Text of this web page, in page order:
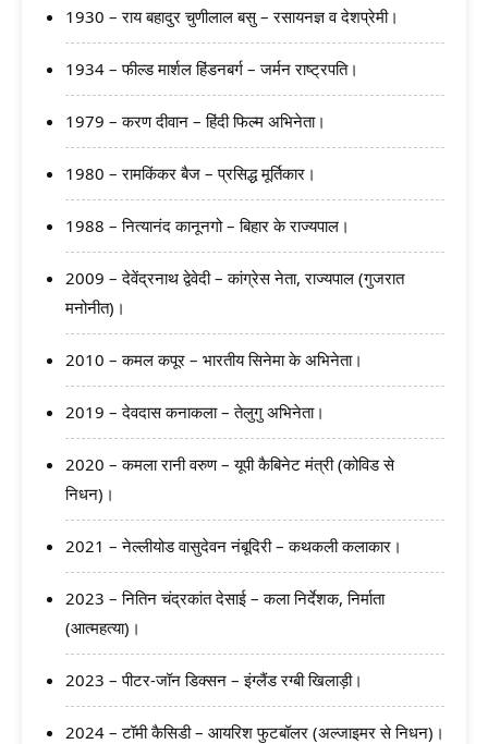
1930 – राय बहादुर चुणीलाल बसु – रसायनज्ञ व देशप्रेमी।
1934 – फील्ड मार्शल हिंडनबर्ग – जर्मन राष्ट्रपति।
1979 – करण दीवान – हिंदी फिल्म अभिनेता।
1980 – रामकिंकर बैज – प्रसिद्ध मूर्तिकार।
1988 – नित्यानंद कानूनगो – बिहार के राज्यपाल।
2009 – देवेंद्रनाथ द्वेवेदी – कांग्रेस नेता, राज्यपाल (गुजरात
मनोनीत)।
2010 – कमल कपूर – भारतीय सिनेमा के अभिनेता।
2019 – देवदास कनाकला – तेलुगु अभिनेता।
2020 – कमला रानी वरुण – यूपी कैबिनेट मंत्री (कोविड से
निधन)।
2021 – नेल्लीयोड वासुदेवन नंबूदिरी – कथकली कलाकार।
2023 – नितिन चंद्रकांत देसाई – कला निर्देशक, निर्माता
(आत्महत्या)।
2023 – पीटर-जॉन डिक्सन – इंग्लैंड रग्बी खिलाड़ी।
2024 – टॉमी कैसिडी – आयरिश फुटबॉलर (अल्जाइमर से निधन)।